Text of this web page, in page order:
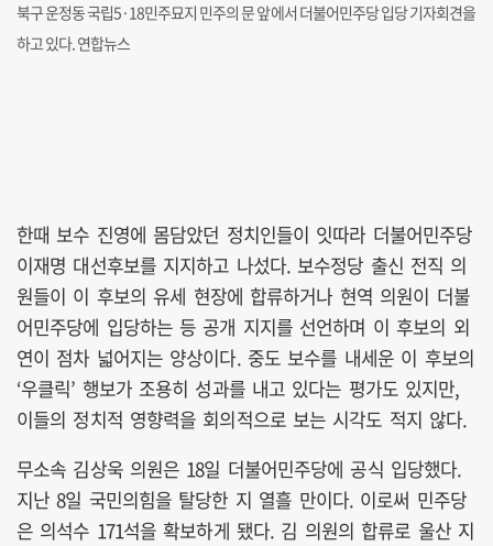
북구 운정동 국립5·18민주묘지 민주의 문 앞에서 더불어민주당 입당 기자회견을
하고 있다. 연합뉴스
한때 보수 진영에 몸담았던 정치인들이 잇따라 더불어민주당
이재명 대선후보를 지지하고 나섰다. 보수정당 출신 전직 의
원들이 이 후보의 유세 현장에 합류하거나 현역 의원이 더불
어민주당에 입당하는 등 공개 지지를 선언하며 이 후보의 외
연이 점차 넓어지는 양상이다. 중도 보수를 내세운 이 후보의
‘우클릭’ 행보가 조용히 성과를 내고 있다는 평가도 있지만,
이들의 정치적 영향력을 회의적으로 보는 시각도 적지 않다.
무소속 김상욱 의원은 18일 더불어민주당에 공식 입당했다.
지난 8일 국민의힘을 탈당한 지 열흘 만이다. 이로써 민주당
은 의석수 171석을 확보하게 됐다. 김 의원의 합류로 울산 지